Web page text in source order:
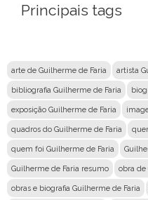
Principais tags
arte de Guilherme de Faria artista
bibliografia Guilherme de Faria
exposição Guilherme de Faria
quadros do Guilherme de Faria
quem foi Guilherme de Faria
Guilherme de Faria resumo obra de
obras e biografia Guilherme de Faria